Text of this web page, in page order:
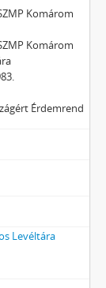
Komárom
Komárom
Érdemrend
Levéltára